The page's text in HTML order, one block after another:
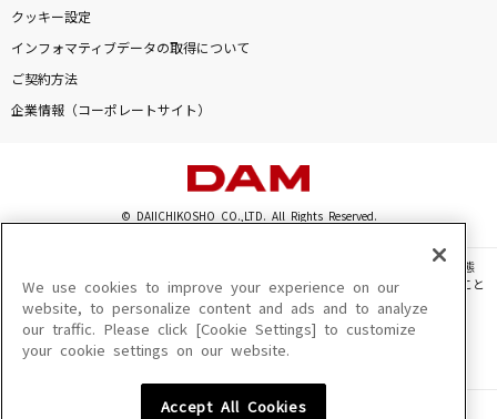
クッキー設定
インフォマティブデータの取得について
ご契約方法
企業情報（コーポレートサイト）
© DAIICHIKOSHO CO.,LTD. All Rights Reserved.
このサイトに掲載されている一切の文章・画像・写真・動画・音声等を、手段や形態
を問わず、著作権法の定める範囲を超えて無断で複製、転載、ファイル化などすること
を禁じます。
楽曲及びコンテンツは、機種によりご利用いただけない場合があります。
楽曲及びコンテンツの配信日、配信内容が変更になる場合があります。
We use cookies to improve your experience on our
website, to personalize content and ads and to analyze
our traffic. Please click [Cookie Settings] to customize
your cookie settings on our website.
Accept All Cookies